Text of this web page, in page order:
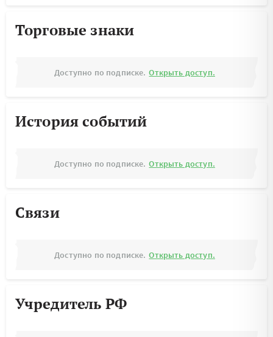
Торговые знаки
Доступно по подписке. Открыть доступ.
История событий
Доступно по подписке. Открыть доступ.
Связи
Доступно по подписке. Открыть доступ.
Учредитель РФ